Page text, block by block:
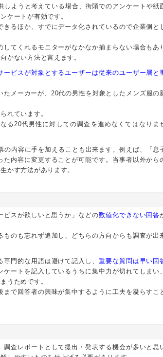
ようと考えている場合、街頭でのアンケートや紙
ケートが有効です。
るほか、すでにデータ化されているので企業側と
てくれるモニターがなかなか捕まらない場合もあ
かない方法と言えます。
ービスが対象とするユーザーは従来のユーザー層と
メーカーが、20代の男性を対象としたメンズ服の
れています。
る20代男性に対しての調査を進めなくてはなりま
内容に手を加えることも出来ます。例えば、「息
内容に変更することが可能です。当事者以外から
かす方法があります。
スが欲しいと思うか」などの数値化できない回答
のも忘れず追加し、どちらの方向からも調査が出
門的な用語は避けて記入し、 重要な質問は早い回
ートを記入しているうちに集中力が切れてしまい、
うためです。
で回答者の興味が集中するように工夫を凝らすこ
査レポートとして提出・発表する機会が多いと思